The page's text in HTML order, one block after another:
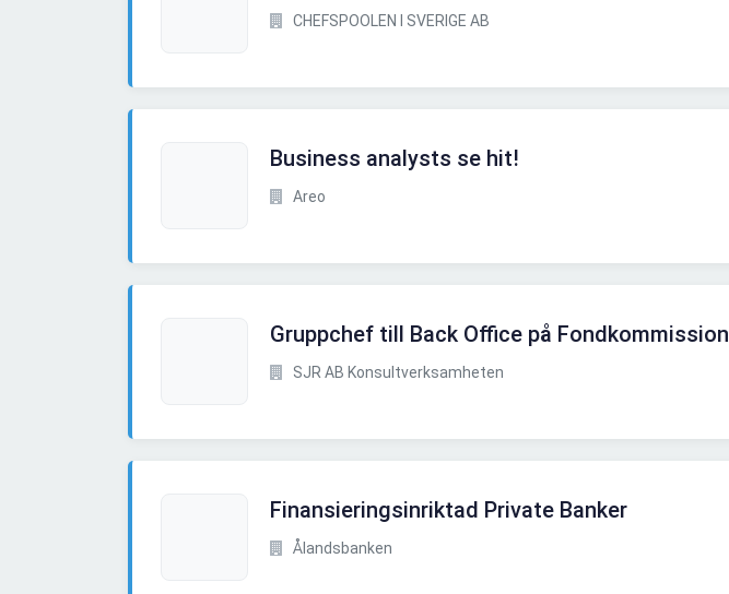
CHEFSPOOLEN I SVERIGE AB
Business analysts se hit!
Areo
Gruppchef till Back Office på Fondkommission
SJR AB Konsultverksamheten
Finansieringsinriktad Private Banker
Ålandsbanken